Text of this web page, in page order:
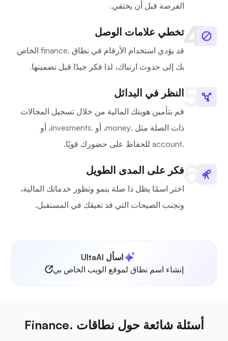
الفرصة قبل أن يختفي.
تخطي علامات الوصل
قد يؤدي استخدام الأرقام في نطاق .finance الخاص
بك إلى حدوث ارتباك، لذا فكر جيدًا قبل تضمينها.
النظر في البدائل
قم بتأمين هويتك المالية من خلال تسجيل المجالات
ذات الصلة مثل .money، أو .invesments، أو
.account للحفاظ على حضورك قويًا.
فكر على المدى الطويل
اختر اسمًا يظل ذا صلة بنمو وتطور خدماتك المالية،
وتجنب الصيحات التي قد تعيقك في المستقبل.
اسأل UltaAI
إنشاء اسم نطاق لموقع الويب الخاص بي
أسئلة شائعة حول نطاقات .Finance